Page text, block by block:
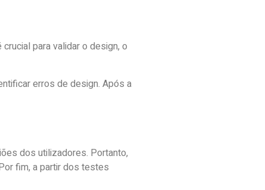
para validar o design, o
erros de design. Após a
dos utilizadores. Portanto,
fim, a partir dos testes